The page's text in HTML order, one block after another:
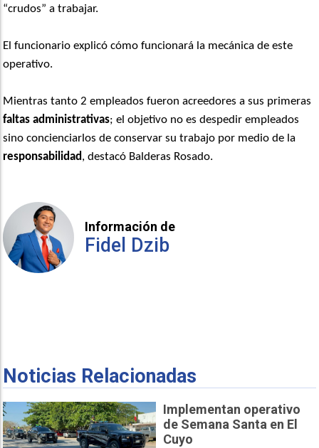
“crudos” a trabajar.
El funcionario explicó cómo funcionará la mecánica de este
operativo.
Mientras tanto 2 empleados fueron acreedores a sus primeras
faltas administrativas; el objetivo no es despedir empleados
sino concienciarlos de conservar su trabajo por medio de la
responsabilidad, destacó Balderas Rosado.
Información de
Fidel Dzib
Noticias Relacionadas
Implementan operativo
de Semana Santa en El
Cuyo